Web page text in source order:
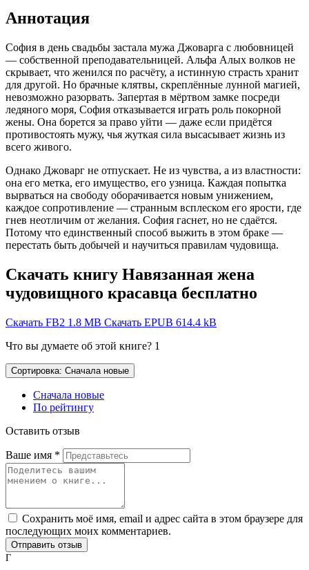
Аннотация
София в день свадьбы застала мужа Джоварга с любовницей
— собственной преподавательницей. Альфа Алых волков не
скрывает, что женился по расчёту, а истинную страсть хранит
для другой. Но брачные клятвы, скреплённые лунной магией,
невозможно разорвать. Запертая в мёртвом замке посреди
ледяного моря, София отказывается играть роль покорной
жены. Она борется за право уйти — даже если придётся
противостоять мужу, чья жуткая сила высасывает жизнь из
всего живого.
Однако Джоварг не отпускает. Не из чувства, а из властности:
она его метка, его имущество, его узница. Каждая попытка
вырваться на свободу оборачивается новым унижением,
каждое сопротивление — странным всплеском его ярости, где
гнев неотличим от желания. София гаснет, но не сдаётся.
Потому что единственный способ выжить в этом браке —
перестать быть добычей и научиться правилам чудовища.
Скачать книгу Навязанная жена
чудовищного красавца бесплатно
Скачать FB2 1.8 MB Скачать EPUB 614.4 kB
Что вы думаете об этой книге? 1
Сортировка: Сначала новые
Сначала новые
По рейтингу
Оставить отзыв
Ваше имя *
Сохранить моё имя, email и адрес сайта в этом браузере для
последующих моих комментариев.
Отправить отзыв
Г